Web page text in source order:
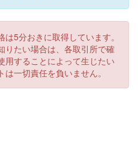
5分おきに取得しています。
りたい場合は、各取引所で確
用することによって生じたい
一切責任を負いません。